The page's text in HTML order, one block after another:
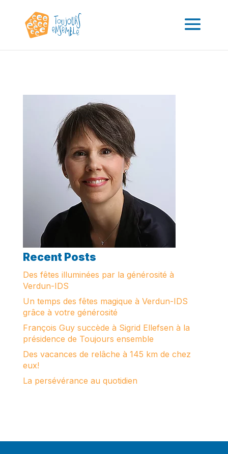
Recent Posts
Des fêtes illuminées par la générosité à
Verdun-IDS
Un temps des fêtes magique à Verdun-IDS
grâce à votre générosité
François Guy succède à Sigrid Ellefsen à la
présidence de Toujours ensemble
Des vacances de relâche à 145 km de chez
eux!
La persévérance au quotidien